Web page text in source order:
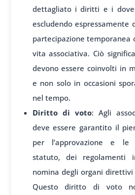
dettagliato i diritti e i
escludendo espressamente
partecipazione temporanea
vita associativa. Ciò
devono essere coinvolti in
e non solo in occasioni
nel tempo.
Diritto di voto: Agli
deve essere garantito il
per l’approvazione e le
statuto, dei
nomina degli organi direttivi
Questo diritto di voto